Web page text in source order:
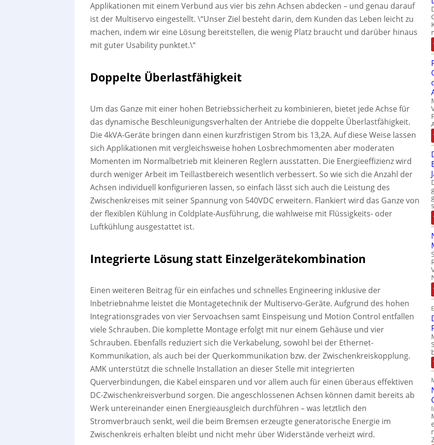
Applikationen mit einem Verbund aus vier bis zehn Achsen abdecken – und genau darauf
ist der Multiservo eingestellt. \“Unser Ziel besteht darin, dem Kunden das Leben leicht zu
machen, indem wir eine Lösung bereitstellen, die wenig Platz braucht und darüber hinaus
mit guter Usability punktet.\“
Doppelte Überlastfähigkeit
Um das Ganze mit einer hohen Betriebssicherheit zu kombinieren, bietet jede Achse für
das dynamische Beschleunigungsverhalten der Antriebe die doppelte Überlastfähigkeit.
Die 4kVA-Geräte bringen dann einen kurzfristigen Strom bis 13,2A. Auf diese Weise lassen
sich Applikationen mit vergleichsweise hohen Losbrechmomenten aber moderaten
Momenten im Normalbetrieb mit kleineren Reglern ausstatten. Die Energieeffizienz wird
durch weniger Arbeit im Teillastbereich wesentlich verbessert. So wie sich die Anzahl der
Achsen individuell konfigurieren lassen, so einfach lässt sich auch die Leistung des
Zwischenkreises mit seiner Spannung von 540VDC erweitern. Flankiert wird das Ganze von
der flexiblen Kühlung in Coldplate-Ausführung, die wahlweise mit Flüssigkeits- oder
Luftkühlung ausgestattet ist.
Integrierte Lösung statt Einzelgerätekombination
Einen weiteren Beitrag für ein einfaches und schnelles Engineering inklusive der
Inbetriebnahme leistet die Montagetechnik der Multiservo-Geräte. Aufgrund des hohen
Integrationsgrades von vier Servoachsen samt Einspeisung und Motion Control entfallen
viele Schrauben. Die komplette Montage erfolgt mit nur einem Gehäuse und vier
Schrauben. Ebenfalls reduziert sich die Verkabelung, sowohl bei der Ethernet-
Kommunikation, als auch bei der Querkommunikation bzw. der Zwischenkreiskopplung.
AMK unterstützt die schnelle Installation an dieser Stelle mit integrierten
Querverbindungen, die Kabel einsparen und vor allem auch für einen überaus effektiven
DC-Zwischenkreisverbund sorgen. Die angeschlossenen Achsen können damit bereits ab
Werk untereinander einen Energieausgleich durchführen – was letztlich den
Stromverbrauch senkt, weil die beim Bremsen erzeugte generatorische Energie im
Zwischenkreis erhalten bleibt und nicht mehr über Widerstände verheizt wird.